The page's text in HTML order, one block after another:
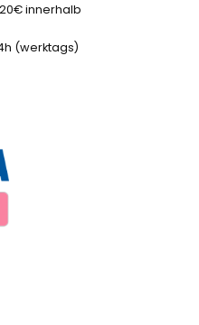
innerhalb
(werktags)